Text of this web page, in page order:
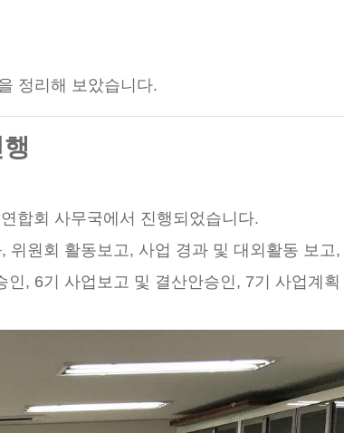
정리해 보았습니다.
합회 사무국에서 진행되었습니다.
원회 활동보고, 사업 경과 및 대외활동 보고,
, 6기 사업보고 및 결산안승인, 7기 사업계획